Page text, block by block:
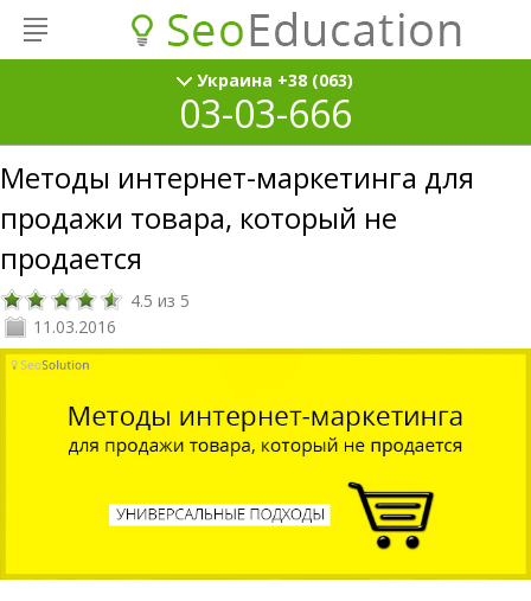
Украина +38 (063)
03-03-666
Методы интернет-маркетинга для
продажи товара, который не
продается
4.5 из 5
11.03.2016